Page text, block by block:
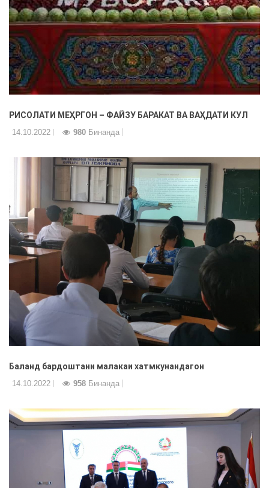
РИСОЛАТИ МЕҲРГОН – ФАЙЗУ БАРАКАТ ВА ВАҲДАТИ КУЛ
14.10.2022 980 Бинанда
Баланд бардоштани малакаи хатмкунандагон
14.10.2022 958 Бинанда